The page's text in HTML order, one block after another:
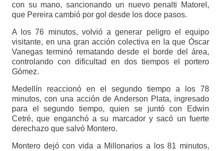
con su mano, sancionando un nuevo penalti Matorel,
que Pereira cambió por gol desde los doce pasos.
A los 76 minutos, volvió a generar peligro el equipo
visitante, en una gran acción colectiva en la que Óscar
Vanegas terminó rematando desde el borde del área,
controlando con dificultad en dos tiempos el portero
Gómez.
Medellín reaccionó en el segundo tiempo a los 78
minutos, con una acción de Anderson Plata, ingresado
para el segundo tiempo, quien se juntó con Edwin
Cetré, que enganchó a su marcador y sacó un fuerte
derechazo que salvó Montero.
Montero dejó con vida a Millonarios a los 81 minutos,